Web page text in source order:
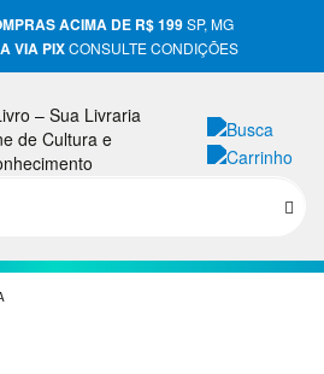
ACIMA DE R$ 199SP, MG
VIA PIXCONSULTE CONDIÇÕES